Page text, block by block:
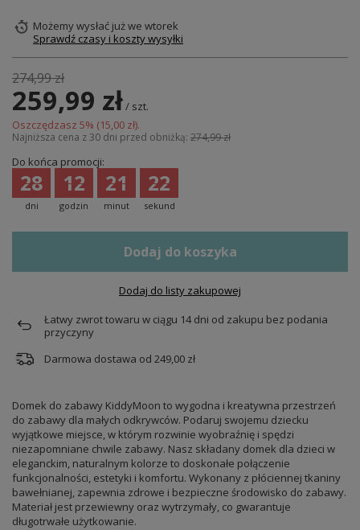
Możemy wysłać jużwe wtorek
Sprawdź czasy i koszty wysyłki
274,99 zł
259,99 zł/ szt.
Oszczędzasz 5% (15,00 zł).
Najniższa cena z 30 dni przed obniżką: 274,99 zł
Do końca promocji:
dni
28
godzin
12
minut
21
sekund
22
Dodaj do koszyka
Dodaj do listy zakupowej
Łatwy zwrot towaru w ciągu 14dni od zakupu bez podania
przyczyny
Darmowa dostawa od 249,00 zł
Domek do zabawy KiddyMoon to wygodna i kreatywna przestrzeń
do zabawy dla małych odkrywców. Podaruj swojemu dziecku
wyjątkowe miejsce, w którym rozwinie wyobraźnię i spędzi
niezapomniane chwile zabawy. Nasz składany domek dla dzieci w
eleganckim, naturalnym kolorze to doskonałe połączenie
funkcjonalności, estetyki i komfortu. Wykonany z płóciennej tkaniny
bawełnianej, zapewnia zdrowe i bezpieczne środowisko do zabawy.
Materiał jest przewiewny oraz wytrzymały, co gwarantuje
długotrwałe użytkowanie.